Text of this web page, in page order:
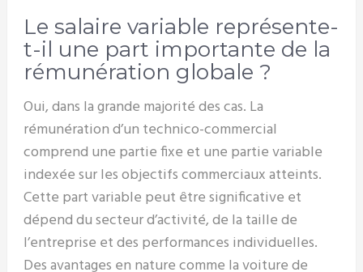
Le salaire variable représente-
t-il une part importante de la
rémunération globale ?
Oui, dans la grande majorité des cas. La
rémunération d’un technico-commercial
comprend une partie fixe et une partie variable
indexée sur les objectifs commerciaux atteints.
Cette part variable peut être significative et
dépend du secteur d’activité, de la taille de
l’entreprise et des performances individuelles.
Des avantages en nature comme la voiture de